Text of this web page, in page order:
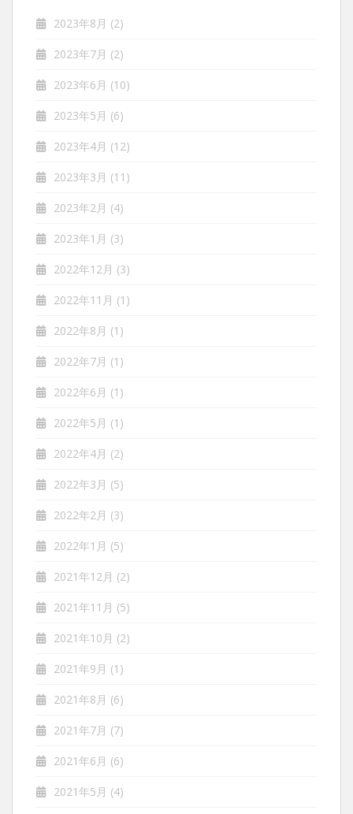
2023年8月 (2)
2023年7月 (2)
2023年6月 (10)
2023年5月 (6)
2023年4月 (12)
2023年3月 (11)
2023年2月 (4)
2023年1月 (3)
2022年12月 (3)
2022年11月 (1)
2022年8月 (1)
2022年7月 (1)
2022年6月 (1)
2022年5月 (1)
2022年4月 (2)
2022年3月 (5)
2022年2月 (3)
2022年1月 (5)
2021年12月 (2)
2021年11月 (5)
2021年10月 (2)
2021年9月 (1)
2021年8月 (6)
2021年7月 (7)
2021年6月 (6)
2021年5月 (4)